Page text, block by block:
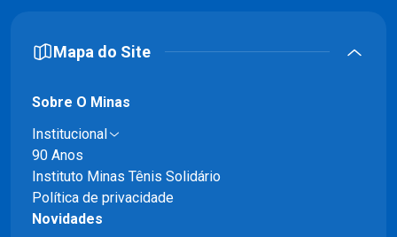
Mapa do Site
Sobre O Minas
Institucional
90 Anos
Instituto Minas Tênis Solidário
Política de privacidade
Novidades